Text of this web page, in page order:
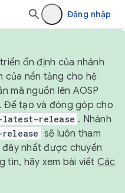
Đăng nhập
ổn định của nhánh
của nền tảng cho hệ
mã nguồn lên AOSP
Để tạo và đóng góp cho
latest-release . Nhánh
sẽ luôn tham
nhất được chuyển
tin, hãy xem bài viết Các